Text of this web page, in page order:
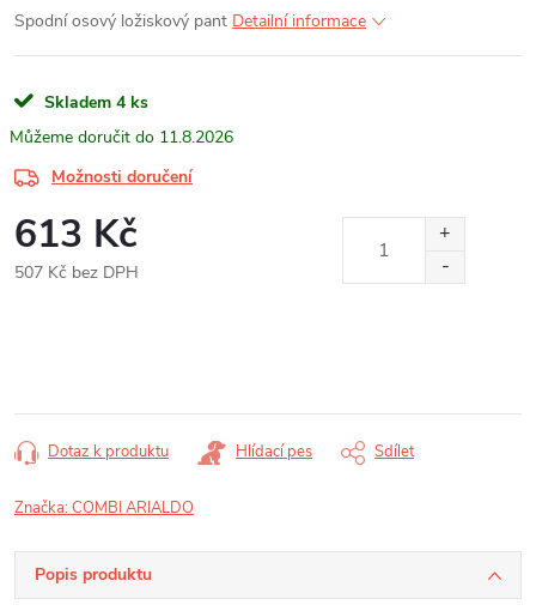
Spodní osový ložiskový pant Detailní informace
Skladem 4 ks
11.8.2026
Možnosti doručení
613 Kč
507 Kč bez DPH
Dotaz k produktu Hlídací pes Sdílet
Značka:COMBI ARIALDO
Popis produktu